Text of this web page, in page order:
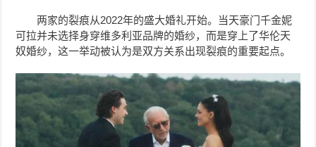
两家的裂痕从2022年的盛大婚礼开始。当天豪门千金妮
可拉并未选择身穿维多利亚品牌的婚纱，而是穿上了华伦天
奴婚纱，这一举动被认为是双方关系出现裂痕的重要起点。